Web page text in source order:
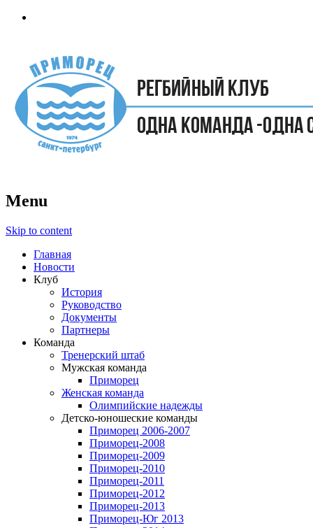
Menu
Skip to content
Главная
Новости
Клуб
История
Руководство
Документы
Партнеры
Команда
Тренерский штаб
Мужская команда
Приморец
Женская команда
Олимпийские надежды
Детско-юношеские команды
Приморец 2006-2007
Приморец-2008
Приморец-2009
Приморец-2010
Приморец-2011
Приморец-2012
Приморец-2013
Приморец-Юг 2013